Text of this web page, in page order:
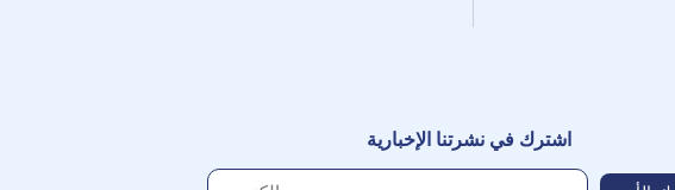
اشترك في نشرتنا الإخبارية